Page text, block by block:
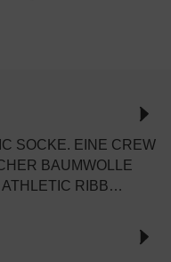
SOCKE. EINE CREW
BAUMWOLLE
ATHLETIC RIBB…